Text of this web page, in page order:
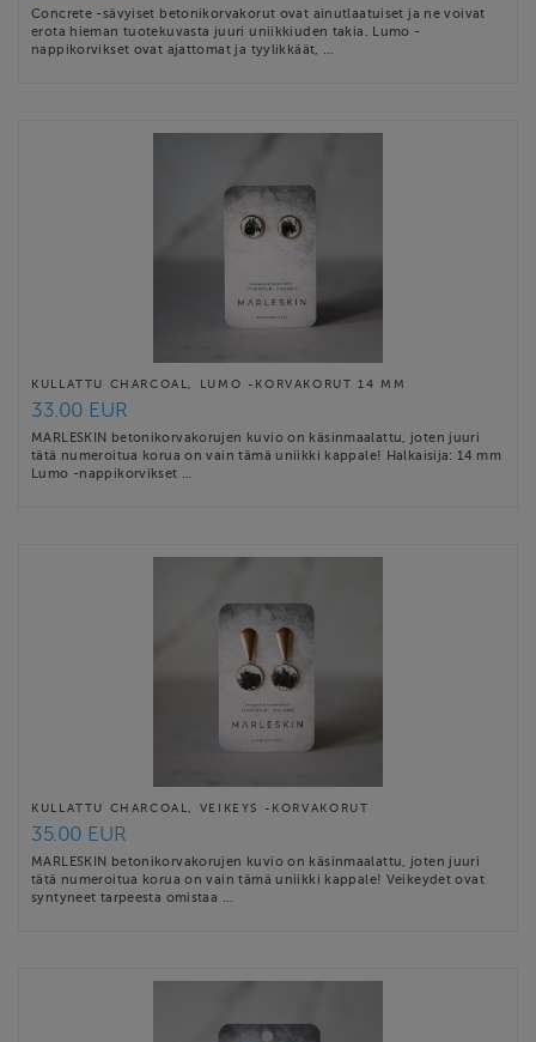
Concrete -sävyiset betonikorvakorut ovat ainutlaatuiset ja ne voivat
erota hieman tuotekuvasta juuri uniikkiuden takia. Lumo -
nappikorvikset ovat ajattomat ja tyylikkäät, …
KULLATTU CHARCOAL, LUMO -KORVAKORUT 14 MM
33.00 EUR
MARLESKIN betonikorvakorujen kuvio on käsinmaalattu, joten juuri
tätä numeroitua korua on vain tämä uniikki kappale! Halkaisija: 14 mm
Lumo -nappikorvikset …
KULLATTU CHARCOAL, VEIKEYS -KORVAKORUT
35.00 EUR
MARLESKIN betonikorvakorujen kuvio on käsinmaalattu, joten juuri
tätä numeroitua korua on vain tämä uniikki kappale! Veikeydet ovat
syntyneet tarpeesta omistaa …